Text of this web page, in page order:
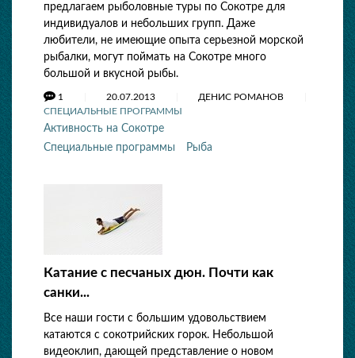
предлагаем рыболовные туры по Сокотре для
индивидуалов и небольших групп. Даже
любители, не имеющие опыта серьезной морской
рыбалки, могут поймать на Сокотре много
большой и вкусной рыбы.
1 20.07.2013
ДЕНИС РОМАНОВ
СПЕЦИАЛЬНЫЕ ПРОГРАММЫ
Активность на Сокотре
Специальные программы
Рыба
Катание с песчаных дюн. Почти как
санки...
Все наши гости с большим удовольствием
катаются с сокотрийских горок. Небольшой
видеоклип, дающей представление о новом